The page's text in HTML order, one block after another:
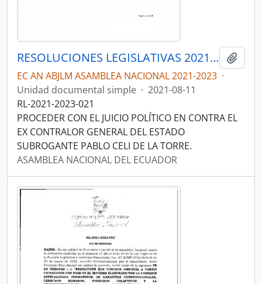
RESOLUCIONES LEGISLATIVAS 2021-2023
EC AN ABJLM ASAMBLEA NACIONAL 2021-2023 ·
Unidad documental simple · 2021-08-11
RL-2021-2023-021
PROCEDER CON EL JUICIO POLÍTICO EN CONTRA EL
EX CONTRALOR GENERAL DEL ESTADO
SUBROGANTE PABLO CELI DE LA TORRE.
ASAMBLEA NACIONAL DEL ECUADOR